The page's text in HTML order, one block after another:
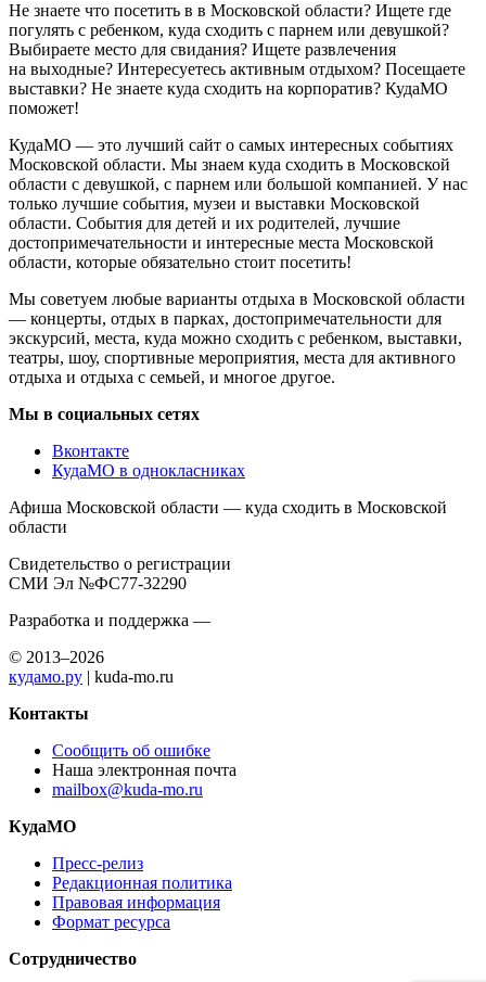
Не знаете что посетить в в Московской области? Ищете где
погулять с ребенком, куда сходить с парнем или девушкой?
Выбираете место для свидания? Ищете развлечения
на выходные? Интересуетесь активным отдыхом? Посещаете
выставки? Не знаете куда сходить на корпоратив? КудаМО
поможет!
КудаМО — это лучший сайт о самых интересных событиях
Московской области. Мы знаем куда сходить в Московской
области с девушкой, с парнем или большой компанией. У нас
только лучшие события, музеи и выставки Московской
области. События для детей и их родителей, лучшие
достопримечательности и интересные места Московской
области, которые обязательно стоит посетить!
Мы советуем любые варианты отдыха в Московской области
— концерты, отдых в парках, достопримечательности для
экскурсий, места, куда можно сходить с ребенком, выставки,
театры, шоу, спортивные мероприятия, места для активного
отдыха и отдыха с семьей, и многое другое.
Мы в социальных сетях
Вконтакте
КудаМО в однокласниках
Афиша Московской области — куда сходить в Московской
области
Свидетельство о регистрации
СМИ Эл №ФС77-32290
Разработка и поддержка —
© 2013–2026
кудамо.ру | kuda-mo.ru
Контакты
Сообщить об ошибке
Наша электронная почта
mailbox@kuda-mo.ru
КудаМО
Пресс-релиз
Редакционная политика
Правовая информация
Формат ресурса
Сотрудничество